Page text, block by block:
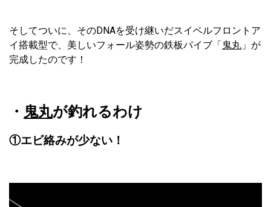
そしてついに、そのDNAを受け継いだスイベルフロントア
イ搭載型で、美しいフォール姿勢の鉄板バイブ「鬼丸 」が
完成したのです！
・ 鬼丸が釣れるわけ
①エビ絡みが少ない！